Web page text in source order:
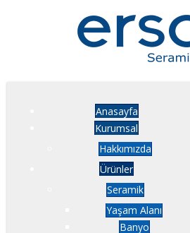
Anasayfa
Kurumsal
Hakkımızda
Ürünler
Seramik
Yaşam Alanı
Banyo